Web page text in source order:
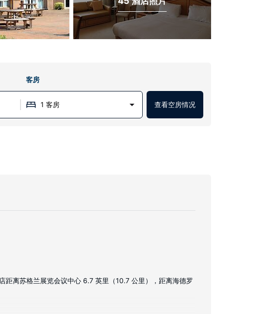
客房
1 客房 查看空房情况
距离苏格兰展览会议中心 6.7 英里（10.7 公里），距离海德罗